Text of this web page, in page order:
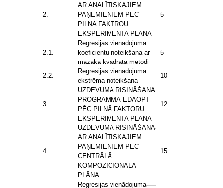
2.
AR ANALĪTISKAJIEM
PAŅĒMIENIEM PĒC
PILNA FAKTROU
EKSPERIMENTA PLĀNA
5
2.1.
Regresijas vienādojuma
koeficientu noteikšana ar
mazākā kvadrāta metodi
5
2.2.
Regresijas vienādojuma
ekstrēma noteikšana
10
3.
UZDEVUMA RISINĀŠANA
PROGRAMMĀ EDAOPT
PĒC PILNĀ FAKTORU
EKSPERIMENTA PLĀNA
12
4.
UZDEVUMA RISINĀŠANA
AR ANALĪTISKAJIEM
PAŅĒMIENIEM PĒC
CENTRĀLĀ
KOMPOZICIONĀLĀ
PLĀNA
15
Regresijas vienādojuma